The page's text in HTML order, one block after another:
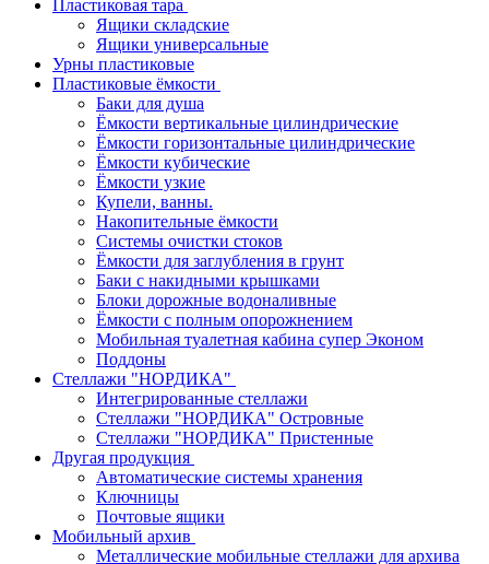
Пластиковая тара
Ящики складские
Ящики универсальные
Урны пластиковые
Пластиковые ёмкости
Баки для душа
Ёмкости вертикальные цилиндрические
Ёмкости горизонтальные цилиндрические
Ёмкости кубические
Ёмкости узкие
Купели, ванны.
Накопительные ёмкости
Системы очистки стоков
Ёмкости для заглубления в грунт
Баки с накидными крышками
Блоки дорожные водоналивные
Ёмкости с полным опорожнением
Мобильная туалетная кабина супер Эконом
Поддоны
Стеллажи "НОРДИКА"
Интегрированные стеллажи
Стеллажи "НОРДИКА" Островные
Стеллажи "НОРДИКА" Пристенные
Другая продукция
Автоматические системы хранения
Ключницы
Почтовые ящики
Мобильный архив
Металлические мобильные стеллажи для архива